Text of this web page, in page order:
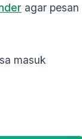
agar pesan
masuk